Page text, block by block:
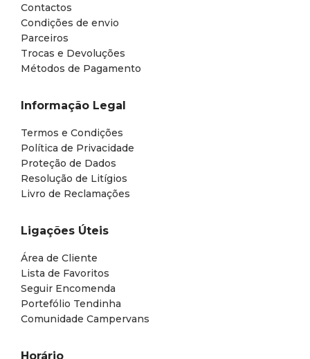
Contactos
Condições de envio
Parceiros
Trocas e Devoluções
Métodos de Pagamento
Informação Legal
Termos e Condições
Política de Privacidade
Proteção de Dados
Resolução de Litígios
Livro de Reclamações
Ligações Úteis
Área de Cliente
Lista de Favoritos
Seguir Encomenda
Portefólio Tendinha
Comunidade Campervans
Horário